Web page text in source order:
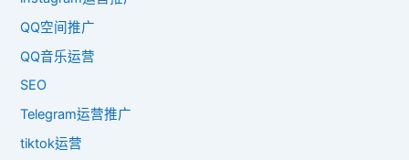
QQ空间推广
QQ音乐运营
SEO
Telegram运营推广
tiktok运营